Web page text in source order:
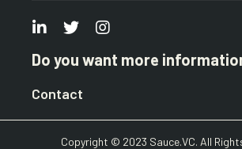
Do you want more
Contact
Copyright © 2023 Sauce.VC. All